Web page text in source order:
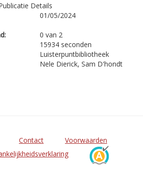
Details
01/05/2024
0 van 2
15934 seconden
Luisterpuntbibliotheek
Nele Dierick, Sam D'hondt
Contact
Voorwaarden